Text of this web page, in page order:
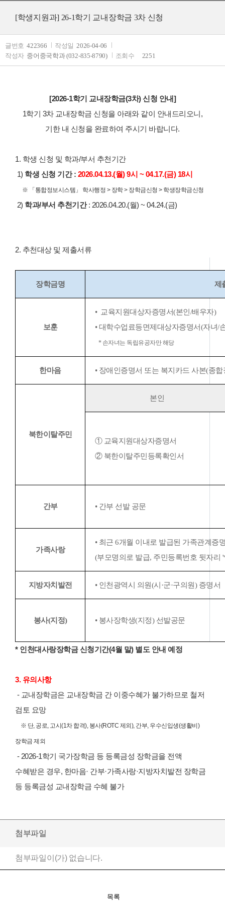
[학생지원과] 26-1학기 교내장학금 3차 신청
글번호 422366 작성일 2026-04-06
작성자 중어중국학과 (032-835-8790) 조회수 2251
[2026-1학기 교내장학금(3차) 신청 안내]
1학기 3차 교내장학금 신청을 아래와 같이 안내드리오니,
기한 내 신청을 완료하여 주시기 바랍니다.
1. 학생 신청 및 학과/부서 추천기간
1) 학생 신청 기간 : 2026.04.13.(월) 9시 ~ 04.17.(금) 18시
※ 「통합정보시스템 」 학사행정 > 장학 > 장학금신청 > 학생장학금신청
2) 학과/부서 추천기간: 2026.04.20.(월) ~ 04.24.(금)
2. 추천대상 및 제출서류
장학금명 제
보훈
• 교육지원대상자증명서(본인/배우자)
• 대학수업료등면제대상자증명서(자녀/
* 손자녀는 독립유공자만 해당
한마음 • 장애인증명서 또는 복지카드 사본(종
북한이탈주민
본인
① 교육지원대상자증명서
② 북한이탈주민등록확인서
간부 • 간부 선발 공문
가족사랑
• 최근 6개월 이내로 발급된 가족관계증
(부모명의로 발급, 주민등록번호 뒷자리
지방자치발전 • 인천광역시 의원(시·군·구의원) 증명서
봉사(지정) • 봉사장학생(지정) 선발공문
* 인천대사랑장학금 신청기간(4월 말) 별도 안내 예정
3. 유의사항
- 교내장학금은 교내장학금 간 이중수혜가 불가하므로 철저
검토 요망
※ 단, 공로, 고시(1차 합격), 봉사(ROTC 제외), 간부, 우수신입생(생활비)
장학금 제외
- 2026-1학기 국가장학금 등 등록금성 장학금을 전액
수혜받은 경우, 한마음· 간부·가족사랑·지방자치발전 장학금
등 등록금성 교내장학금 수혜 불가
첨부파일
첨부파일이(가) 없습니다.
목록